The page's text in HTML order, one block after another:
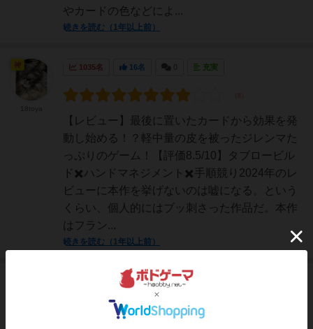
やカードの色などによ...
続きを読む（1年以上前）
1035名 16名 充実
【レビュー】最後に置いたカードから効果を発
動し始める！？軽中量の皮を被ったジレンマた
っぷりのゲーム！【評価8.5/10】タブロービル
ド✖️ハンドマネジメント✖️手順競り2024年のレ
ビューに本作を挙げないのは嘘になる。という
くらい、個人的にはブッ刺さった作品だ。本作
はフラン...
続きを読む（1年以上前）
神
9名 1